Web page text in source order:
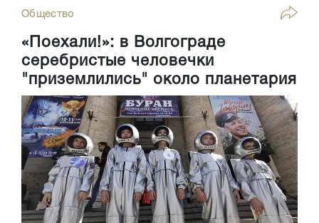
Общество
«Поехали!»: в Волгограде
серебристые человечки
"приземлились" около планетария